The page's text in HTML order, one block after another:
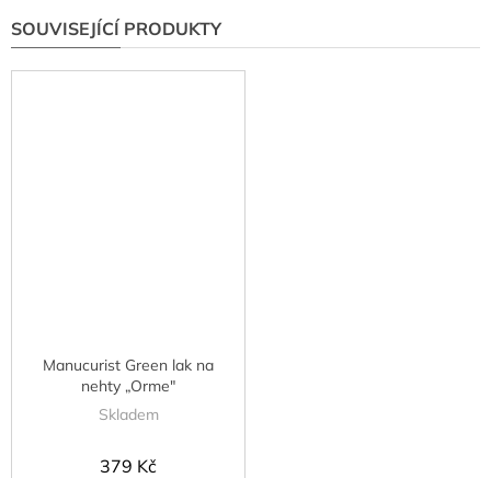
SOUVISEJÍCÍ PRODUKTY
Manucurist Green lak na
nehty „Orme"
Skladem
379 Kč